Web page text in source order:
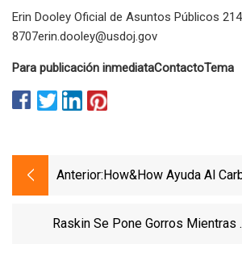
Erin Dooley Oficial de Asuntos Públicos
8707erin.dooley@usdoj.gov
Para publicación inmediataContactoTema
Anterior: How&How Ayuda Al
Raskin Se Pone Gorros Mientras